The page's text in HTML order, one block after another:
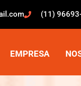
(11)
EMPRESA